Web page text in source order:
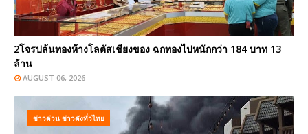
2โจรปล้นทองห้างโลตัสเชียงของ ฉกทองไปหนักกว่า 184 บาท 13
ล้าน
AUGUST 06, 2026
ข่าวด่วน ข่าวดังทั่วไทย